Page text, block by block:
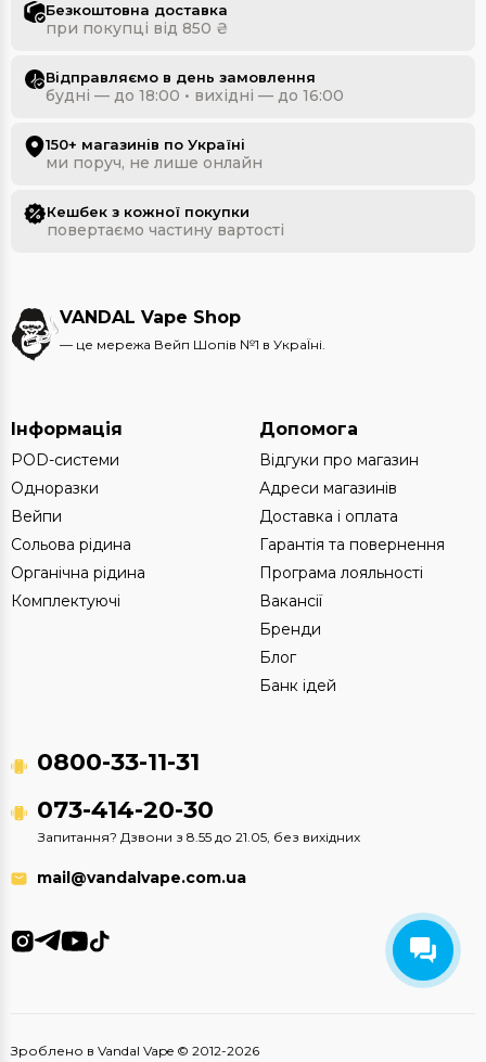
Безкоштовна доставка
при покупці від 850 ₴
Відправляємо в день замовлення
будні — до 18:00 • вихідні — до 16:00
150+ магазинів по Україні
ми поруч, не лише онлайн
Кешбек з кожної покупки
повертаємо частину вартості
VANDAL Vape Shop
— це мережа Вейп Шопів №1 в УкраЇні.
Інформація
POD-системи
Одноразки
Вейпи
Сольова рідина
Органічна рідина
Комплектуючі
Допомога
Відгуки про магазин
Адреси магазинів
Доставка і оплата
Гарантія та повернення
Програма лояльності
Вакансії
Бренди
Блог
Банк ідей
0800-33-11-31
073-414-20-30
Запитання? Дзвони з 8.55 до 21.05, без вихідних
mail@vandalvape.com.ua
Зроблено в Vandal Vape © 2012-2026